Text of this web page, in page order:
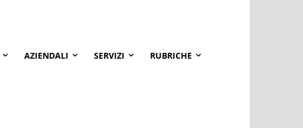
AZIENDALI SERVIZI RUBRICHE